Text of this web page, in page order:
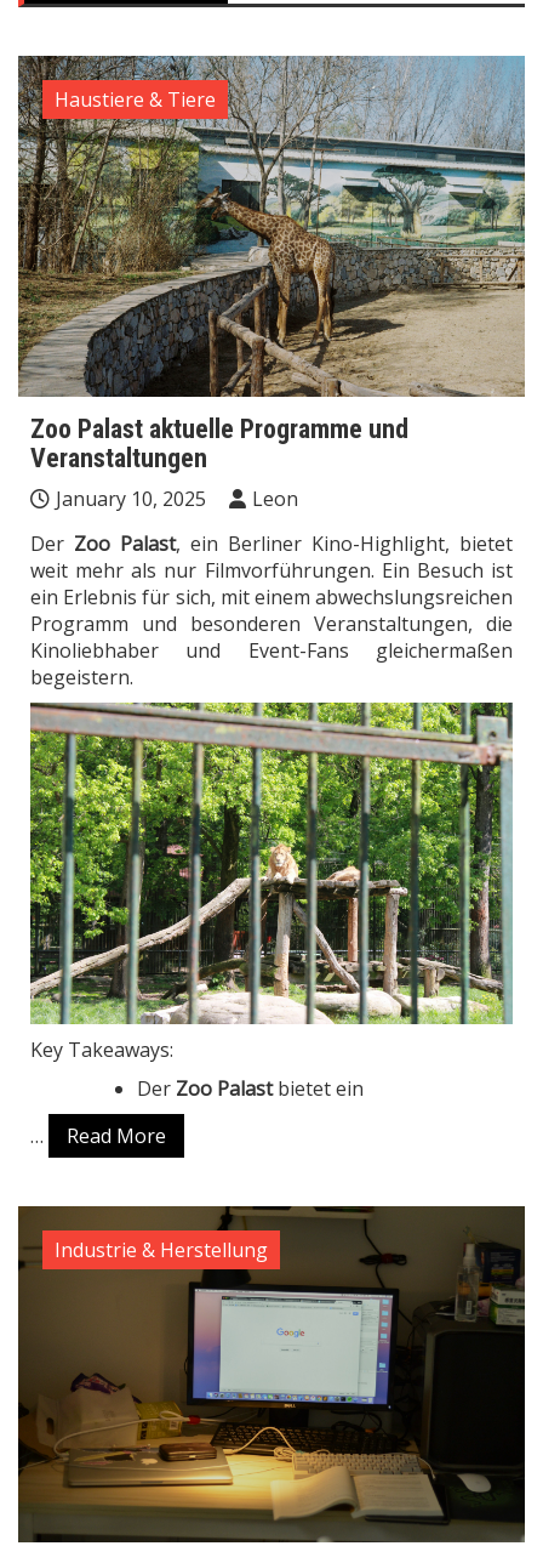
Haustiere & Tiere
Zoo Palast aktuelle Programme und
Veranstaltungen
January 10, 2025
Leon
Der Zoo Palast, ein Berliner Kino-Highlight, bietet
weit mehr als nur Filmvorführungen. Ein Besuch ist
ein Erlebnis für sich, mit einem abwechslungsreichen
Programm und besonderen Veranstaltungen, die
Kinoliebhaber und Event-Fans gleichermaßen
begeistern.
Key Takeaways:
Der Zoo Palastbietet ein
…
Read More
Industrie & Herstellung